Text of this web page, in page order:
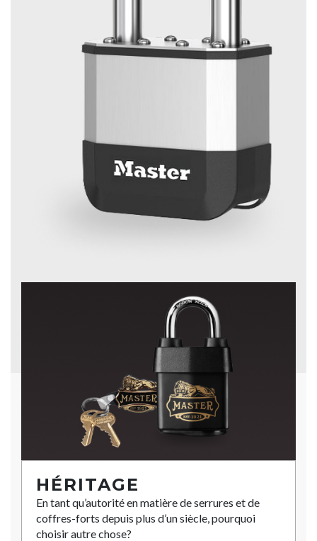
HÉRITAGE
En tant qu’autorité en matière de serrures et de
coffres-forts depuis plus d’un siècle, pourquoi
choisir autre chose?